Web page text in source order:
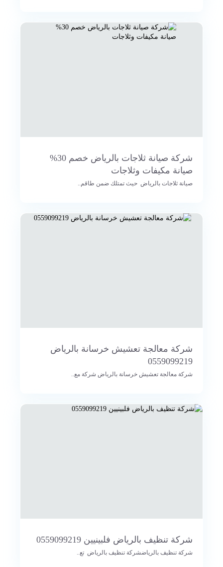
شركة صيانة ثلاجات بالرياض خصم 30%
صيانة مكيفات وثلاجات
صيانة ثلاجات بالرياض حيث تمتلك ضمن طاقم..
شركة معالجة تعشيش خرسانة بالرياض
0559099219
شركة معالجة تعشيش خرسانة بالرياض شركة مع..
شركة تنظيف بالرياض فلبينيين 0559099219
شركة تنظيف بالرياضشركة تنظيف بالرياض تع..